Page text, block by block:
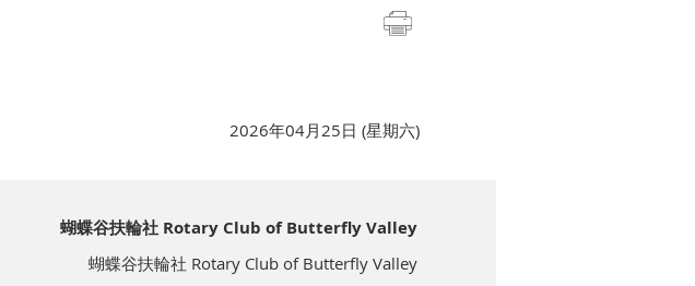
2026年04月25日 (星期六)
蝴蝶谷扶輪社 Rotary Club of Butterfly Valley
蝴蝶谷扶輪社 Rotary Club of Butterfly Valley